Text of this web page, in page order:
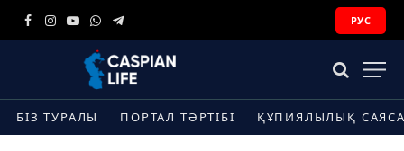
Facebook
Instagram
YouTube
WhatsApp
Telegram
РУС
БІЗ ТУРАЛЫ ПОРТАЛ ТӘРТІБІ ҚҰПИЯЛЫЛЫҚ